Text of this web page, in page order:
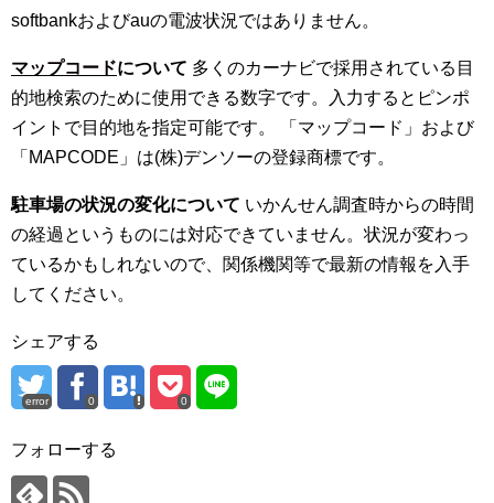
softbankおよびauの電波状況ではありません。
マップコードについて 多くのカーナビで採用されている目
的地検索のために使用できる数字です。入力するとピンポ
イントで目的地を指定可能です。 「マップコード」および
「MAPCODE」は(株)デンソーの登録商標です。
駐車場の状況の変化について いかんせん調査時からの時間
の経過というものには対応できていません。状況が変わっ
ているかもしれないので、関係機関等で最新の情報を入手
してください。
シェアする
error 0 0
フォローする